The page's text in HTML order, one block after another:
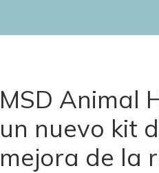
MSD Animal
un nuevo kit
mejora de la